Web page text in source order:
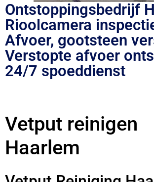
Ontstoppingsbedrijf
Rioolcamera
Afvoer, gootsteen
Verstopte afvoer
24/7 spoeddienst
Vetput reinigen
Haarlem